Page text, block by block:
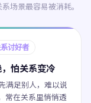
场景最容易被消耗。
讨好者
怕关系变冷
满足别人，难以说
常在关系里悄悄透